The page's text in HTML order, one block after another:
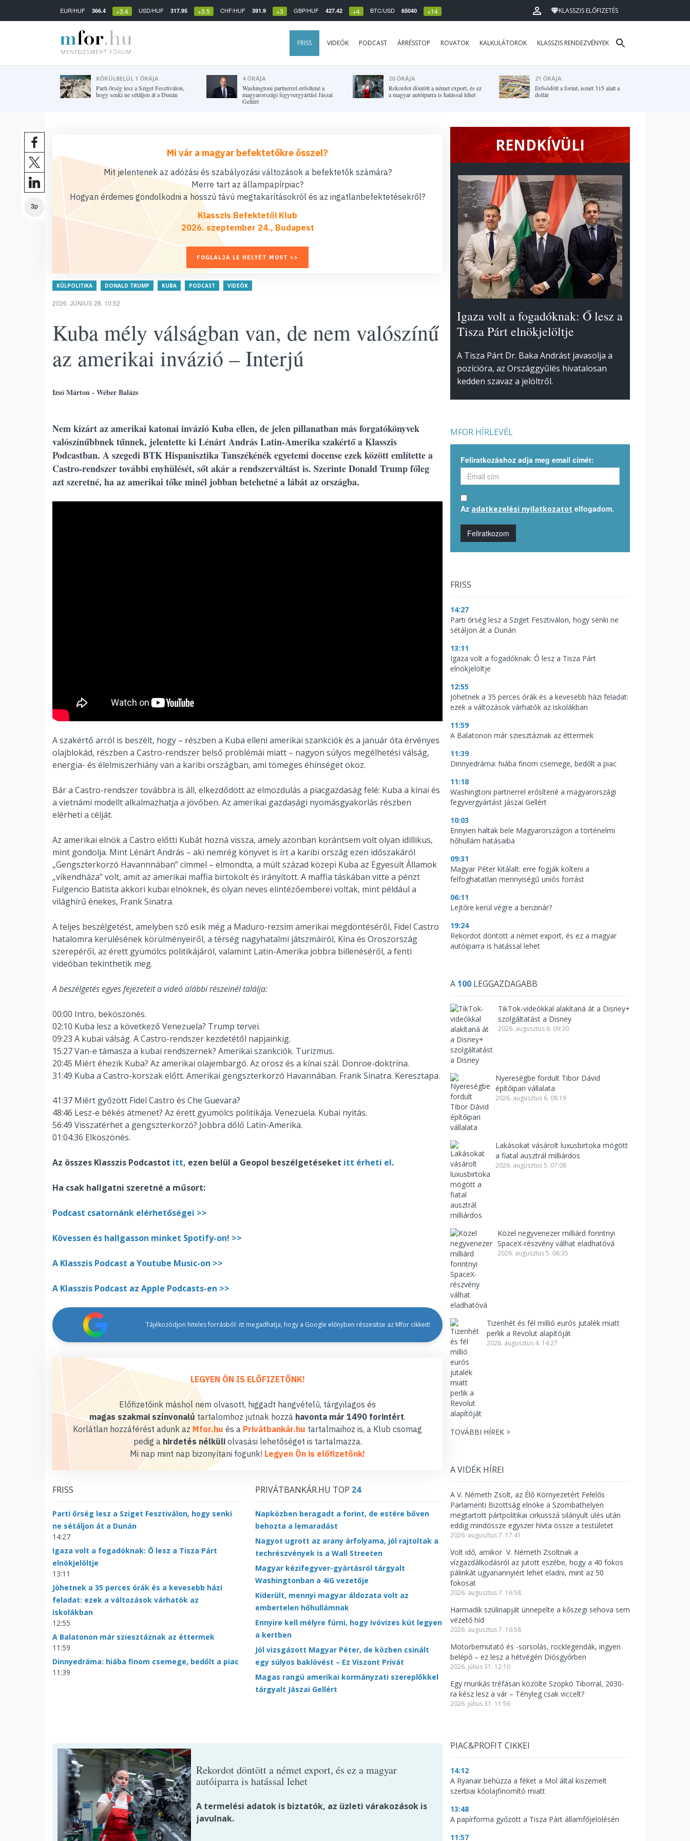
EUR/HUF 366.4 +3.4 USD/HUF 317.95 +3.5 CHF/HUF 391.9 +3 GBP/HUF 427.42 +4 BTC/USD 65040 +14 KLASSZIS ELŐFIZETÉS
FRISS VIDEÓK PODCAST ÁRRÉSSTOP ROVATOK KALKULÁTOROK KLASSZIS RENDEZVÉNYEK
KÖRÜLBELÜL 1 ÓRÁJA
Parti őrség lesz a Sziget Fesztiválon,
hogy senki ne sétáljon át a Dunán
4 ÓRÁJA
Washingtoni partnerrel erősítené a
magyarországi fegyvergyártást Jászai
Gellért
20 ÓRÁJA
Rekordot döntött a német export, és ez
a magyar autóiparra is hatással lehet
21 ÓRÁJA
Erősödött a forint, ismét 315 alatt a
dollár
3p
Mi vár a magyar befektetőkre ősszel?
Mit jelentenek az adózási és szabályozási változások a befektetők számára?
Merre tart az állampapírpiac?
Hogyan érdemes gondolkodni a hosszú távú megtakarításokról és az ingatlanbefektetésekről?
Klasszis Befektetői Klub
2026. szeptember 24., Budapest
FOGLALJA LE HELYÉT MOST >>
KÜLPOLITIKA DONALD TRUMP KUBA PODCAST VIDEÓK
2026. JÚNIUS 28. 10:52
Kuba mély válságban van, de nem valószínű
az amerikai invázió – Interjú
Izsó Márton - Wéber Balázs
Nem kizárt az amerikai katonai invázió Kuba ellen, de jelen pillanatban más forgatókönyvek
valószínűbbnek tűnnek, jelentette ki Lénárt András Latin-Amerika szakértő a Klasszis
Podcastban. A szegedi BTK Hispanisztika Tanszékénék egyetemi docense ezek között említette a
Castro-rendszer további enyhülését, sőt akár a rendszerváltást is. Szerinte Donald Trump főleg
azt szeretné, ha az amerikai tőke minél jobban betehetné a lábát az országba.
A szakértő arról is beszélt, hogy – részben a Kuba elleni amerikai szankciók és a január óta érvényes
olajblokád, részben a Castro-rendszer belső problémái miatt – nagyon súlyos megélhetési válság,
energia- és élelmiszerhiány van a karibi országban, ami tömeges éhínséget okoz.
Bár a Castro-rendszer továbbra is áll, elkezdődött az elmozdulás a piacgazdaság felé: Kuba a kínai és
a vietnámi modellt alkalmazhatja a jövőben. Az amerikai gazdasági nyomásgyakorlás részben
elérheti a célját.
Az amerikai elnök a Castro előtti Kubát hozná vissza, amely azonban korántsem volt olyan idillikus,
mint gondolja. Mint Lénárt András – aki nemrég könyvet is írt a karibi ország ezen időszakáról
„Gengszterkorzó Havannnában” címmel – elmondta, a múlt század közepi Kuba az Egyesült Államok
„víkendháza” volt, amit az amerikai maffia birtokolt és irányított. A maffia táskában vitte a pénzt
Fulgencio Batista akkori kubai elnöknek, és olyan neves elintézőemberei voltak, mint például a
világhírű énekes, Frank Sinatra.
A teljes beszélgetést, amelyben szó esik még a Maduro-rezsim amerikai megdöntéséről, Fidel Castro
hatalomra kerülésének körülményeiről, a térség nagyhatalmi játszmáiról, Kína és Oroszország
szerepéről, az érett gyümölcs politikájáról, valamint Latin-Amerika jobbra billenéséről, a fenti
videóban tekinthetik meg.
A beszélgetés egyes fejezeteit a videó alábbi részeinél találja:
00:00 Intro, beköszönés.
02:10 Kuba lesz a következő Venezuela? Trump tervei.
09:23 A kubai válság. A Castro-rendszer kezdetétől napjainkig.
15:27 Van-e támasza a kubai rendszernek? Amerikai szankciók. Turizmus.
20:45 Miért éhezik Kuba? Az amerikai olajembargó. Az orosz és a kínai szál. Donroe-doktrína.
31:49 Kuba a Castro-korszak előtt. Amerikai gengszterkorzó Havannában. Frank Sinatra. Keresztapa.
41:37 Miért győzött Fidel Castro és Che Guevara?
48:46 Lesz-e békés átmenet? Az érett gyümölcs politikája. Venezuela. Kubai nyitás.
56:49 Visszatérhet a gengszterkorzó? Jobbra dőlő Latin-Amerika.
01:04:36 Elköszönés.
Az összes Klasszis Podcastot itt, ezen belül a Geopol beszélgetéseket itt érheti el.
Ha csak hallgatni szeretné a műsort:
Podcast csatornánk elérhetőségei >>
Kövessen és hallgasson minket Spotify-on! >>
A Klasszis Podcast a Youtube Music-on >>
A Klasszis Podcast az Apple Podcasts-en >>
Tájékozódjon hiteles forrásból: itt megadhatja, hogy a Google előnyben részesítse az Mfor cikkeit!
LEGYEN ÖN IS ELŐFIZETŐNK!
Előfizetőink máshol nem olvasott, higgadt hangvételű, tárgyilagos és
magas szakmai színvonalú tartalomhoz jutnak hozzá havonta már 1490 forintért.
Korlátlan hozzáférést adunk az Mfor.hu és a Privátbankár.hu tartalmaihoz is, a Klub csomag
pedig ahirdetés nélküliolvasási lehetőséget is tartalmazza.
Mi nap mint nap bizonyítani fogunk! Legyen Ön is előfizetőnk!
FRISS
Parti őrség lesz a Sziget Fesztiválon, hogy senki
ne sétáljon át a Dunán
14:27
Igaza volt a fogadóknak: Ő lesz a Tisza Párt
elnökjelöltje
13:11
Jöhetnek a 35 perces órák és a kevesebb házi
feladat: ezek a változások várhatók az
iskolákban
12:55
A Balatonon már sziesztáznak az éttermek
11:59
Dinnyedráma: hiába finom csemege, bedőlt a piac
11:39
PRIVÁTBANKÁR.HU TOP 24
Napközben beragadt a forint, de estére bőven
behozta a lemaradást
Nagyot ugrott az arany árfolyama, jól rajtoltak a
techrészvények is a Wall Streeten
Magyar kézifegyver-gyártásról tárgyalt
Washingtonban a 4iG vezetője
Kiderült, mennyi magyar áldozata volt az
embertelen hőhullámnak
Ennyire kell mélyre fúrni, hogy ivóvizes kút legyen
a kertben
Jól vizsgázott Magyar Péter, de közben csinált
egy súlyos baklövést – Ez Viszont Privát
Magas rangú amerikai kormányzati szereplőkkel
tárgyalt Jászai Gellért
Rekordot döntött a német export, és ez a magyar
autóiparra is hatással lehet
A termelési adatok is biztatók, az üzleti várakozások is
javulnak.
RENDKÍVÜLI
Igaza volt a fogadóknak: Ő lesz a
Tisza Párt elnökjelöltje
A Tisza Párt Dr. Baka Andrást javasolja a
pozícióra, az Országgyűlés hivatalosan
kedden szavaz a jelöltről.
MFOR HÍRLEVÉL
Feliratkozáshoz adja meg email címét:
Az adatkezelési nyilatkozatot elfogadom.
Feliratkozom
FRISS
14:27
Parti őrség lesz a Sziget Fesztiválon, hogy senki ne
sétáljon át a Dunán
13:11
Igaza volt a fogadóknak: Ő lesz a Tisza Párt
elnökjelöltje
12:55
Jöhetnek a 35 perces órák és a kevesebb házi feladat:
ezek a változások várhatók az iskolákban
11:59
A Balatonon már sziesztáznak az éttermek
11:39
Dinnyedráma: hiába finom csemege, bedőlt a piac
11:18
Washingtoni partnerrel erősítené a magyarországi
fegyvergyártást Jászai Gellért
10:03
Ennyien haltak bele Magyarországon a történelmi
hőhullám hatásaiba
09:31
Magyar Péter kitálalt: erre fogják költeni a
felfoghatatlan mennyiségű uniós forrást
06:11
Lejtőre kerül végre a benzinár?
19:24
Rekordot döntött a német export, és ez a magyar
autóiparra is hatással lehet
A 100 LEGGAZDAGABB
TikTok-videókkal alakítaná át a Disney+
szolgáltatást a Disney
2026. augusztus 6. 09:30
Nyereségbe fordult Tibor Dávid
építőipari vállalata
2026. augusztus 6. 08:19
Lakásokat vásárolt luxusbirtoka mögött
a fiatal ausztrál milliárdos
2026. augusztus 5. 07:08
Közel negyvenezer milliárd forintnyi
SpaceX-részvény válhat eladhatóvá
2026. augusztus 5. 06:35
Tizenhét és fél millió eurós jutalék miatt
perlik a Revolut alapítóját
2026. augusztus 4. 14:27
TOVÁBBI HÍREK >
A VIDÉK HÍREI
A V. Németh Zsolt, az Élő Környezetért Felelős
Parlamenti Bizottság elnöke a Szombathelyen
megtartott pártpolitikai cirkusszá silányult ülés után
eddig mindössze egyszer hívta össze a testületet
2026. augusztus 7. 17:41
Volt idő, amikor V. Németh Zsoltnak a
vízgazdálkodásról az jutott eszébe, hogy a 40 fokos
pálinkát ugyanannyiért lehet eladni, mint az 50
fokosat
2026. augusztus 7. 16:58
Harmadik szülinapját ünnepelte a kőszegi sehova sem
vezető híd
2026. augusztus 7. 16:58
Motorbemutató és -sorsolás, rocklegendák, ingyen
belépő – ez lesz a hétvégén Diósgyőrben
2026. július 31. 12:10
Egy munkás tréfásan közölte Szopkó Tiborral, 2030-
ra kész lesz a vár – Tényleg csak viccelt?
2026. július 31. 11:56
PIAC&PROFIT CIKKEI
14:12
A Ryanair behúzza a féket a Mol által kiszemelt
szerbiai kőolajfinomító miatt
13:48
A papírforma győzött a Tisza Párt államfőjelölésén
11:57